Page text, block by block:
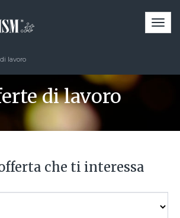
lavoro
di lavoro
che ti interessa